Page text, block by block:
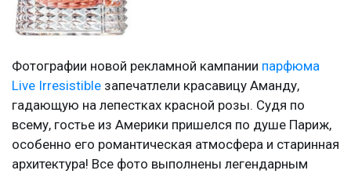
Фотографии новой рекламной кампании парфюма
Live Irresistible запечатлели красавицу Аманду,
гадающую на лепестках красной розы. Судя по
всему, гостье из Америки пришелся по душе Париж,
особенно его романтическая атмосфера и старинная
архитектура! Все фото выполнены легендарным